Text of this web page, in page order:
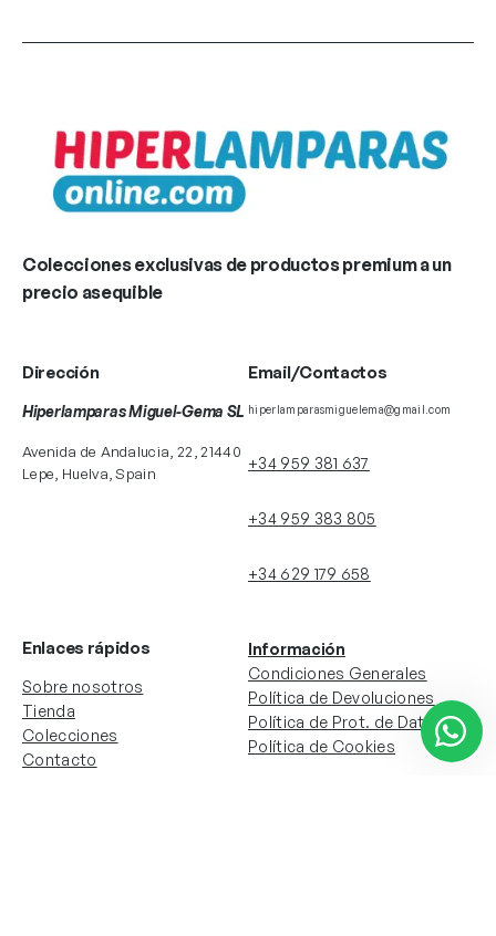
Colecciones exclusivas de productos premium a un
precio asequible
Dirección
Hiperlamparas Miguel-Gema SL
Avenida de Andalucia, 22, 21440
Lepe, Huelva, Spain
Email/Contactos
hiperlamparasmiguelema@gmail.com
+34 959 381 637
+34 959 383 805
+34 629 179 658
Enlaces rápidos
Sobre nosotros
Tienda
Colecciones
Contacto
Información
Condiciones Generales
Política de Devoluciones
Política de Prot. de Datos
Política de Cookies